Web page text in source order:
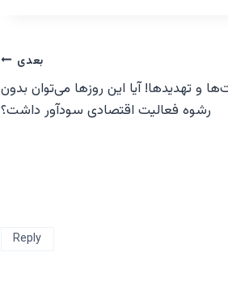
بعدی
و تهدیدها! آیا این‌ روزها می‌توان بدون
رشوه فعالیت اقتصادی سود‌آور داشت؟
Reply